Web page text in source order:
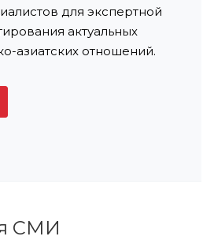
для экспертной
актуальных
азиатских отношений.
СМИ